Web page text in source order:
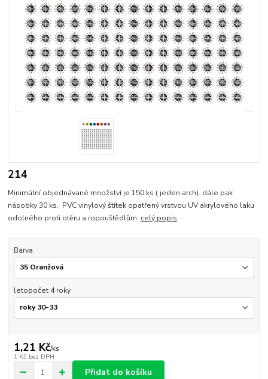
214
Minimální objednávané množství je 150 ks ( jeden arch). dále pak
násobky 30 ks. PVC vinylový štítek opatřený vrstvou UV akrylového laku
odolného proti otěru a ropouštědlům. celý popis
Barva
letopočet 4 roky
1,21 Kč/ks
1 Kč bez DPH
Přidat do košíku